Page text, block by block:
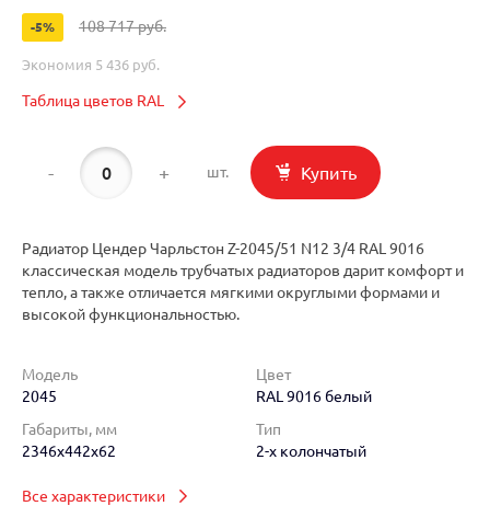
-5% 108 717 руб.
Экономия 5 436 руб.
Таблица цветов RAL
- + шт. Купить
Радиатор Цендер Чарльстон Z-2045/51 N12 3/4 RAL 9016
классическая модель трубчатых радиаторов дарит комфорт и
тепло, а также отличается мягкими округлыми формами и
высокой функциональностью.
Модель
2045
Цвет
RAL 9016 белый
Габариты, мм
2346x442x62
Тип
2-х колончатый
Все характеристики